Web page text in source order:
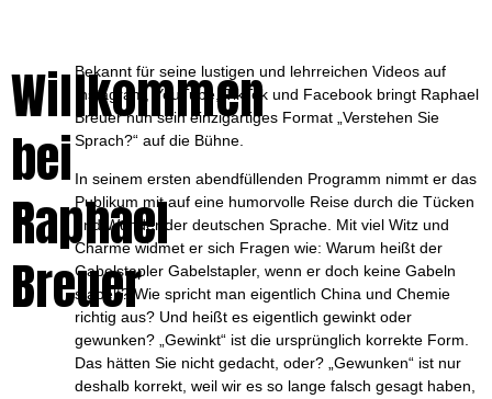
Willkommen
bei
Raphael
Breuer
Bekannt für seine lustigen und lehrreichen Videos auf
Instagram, YouTube, TikTok und Facebook bringt Raphael
Breuer nun sein einzigartiges Format „Verstehen Sie
Sprach?“ auf die Bühne.
In seinem ersten abendfüllenden Programm nimmt er das
Publikum mit auf eine humorvolle Reise durch die Tücken
und Wunder der deutschen Sprache. Mit viel Witz und
Charme widmet er sich Fragen wie: Warum heißt der
Gabelstapler Gabelstapler, wenn er doch keine Gabeln
stapelt? Wie spricht man eigentlich China und Chemie
richtig aus? Und heißt es eigentlich gewinkt oder
gewunken? „Gewinkt“ ist die ursprünglich korrekte Form.
Das hätten Sie nicht gedacht, oder? „Gewunken“ ist nur
deshalb korrekt, weil wir es so lange falsch gesagt haben,